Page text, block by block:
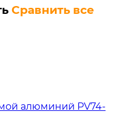
Сравнить все
алюминий PV74-